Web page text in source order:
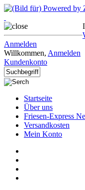
Anmelden
Willkommen, Anmelden
Kundenkonto
Startseite
Über uns
Friesen-Express
Versandkosten
Mein Konto